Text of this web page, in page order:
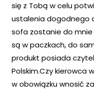
się z Tobą w celu
ustalenia dogodnego
sofa zostanie do mnie
są w paczkach, do
produkt posiada
Polskim.Czy kierowca
w obowiązku wnosić